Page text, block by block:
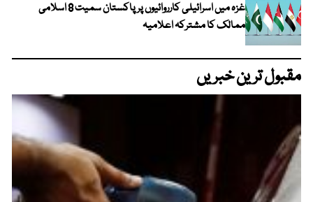
غزہ میں اسرائیلی کارروائیوں پر پاکستان سمیت 8 اسلامی
ممالک کا مشترکہ اعلامیہ
مقبول ترین خبریں